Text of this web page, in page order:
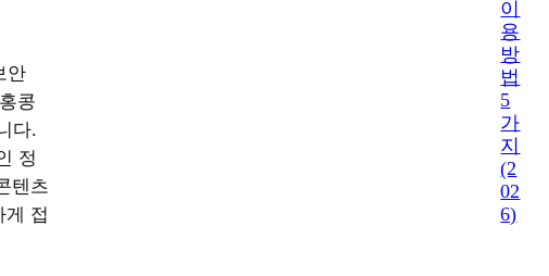
안
콩
다.
정
텐츠
게 접
이
용
방
법
5
가
지
(2
02
6)